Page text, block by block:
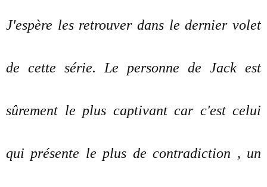
J'espère les retrouver dans le dernier volet
de cette série. Le personne de Jack est
sûrement le plus captivant car c'est celui
qui présente le plus de contradiction , un